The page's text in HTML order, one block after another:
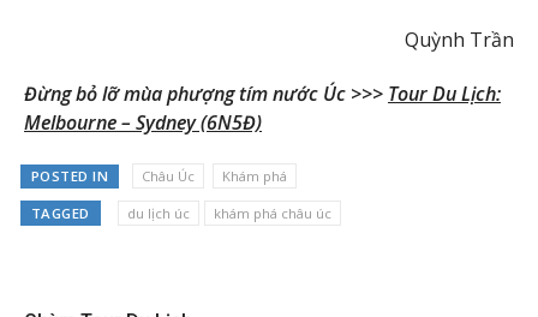
Quỳnh Trần
Đừng bỏ lỡ mùa phượng tím nước Úc >>> Tour Du Lịch:
Melbourne – Sydney (6N5Đ)
POSTED IN Châu Úc Khám phá
TAGGED du lịch úc khám phá châu úc